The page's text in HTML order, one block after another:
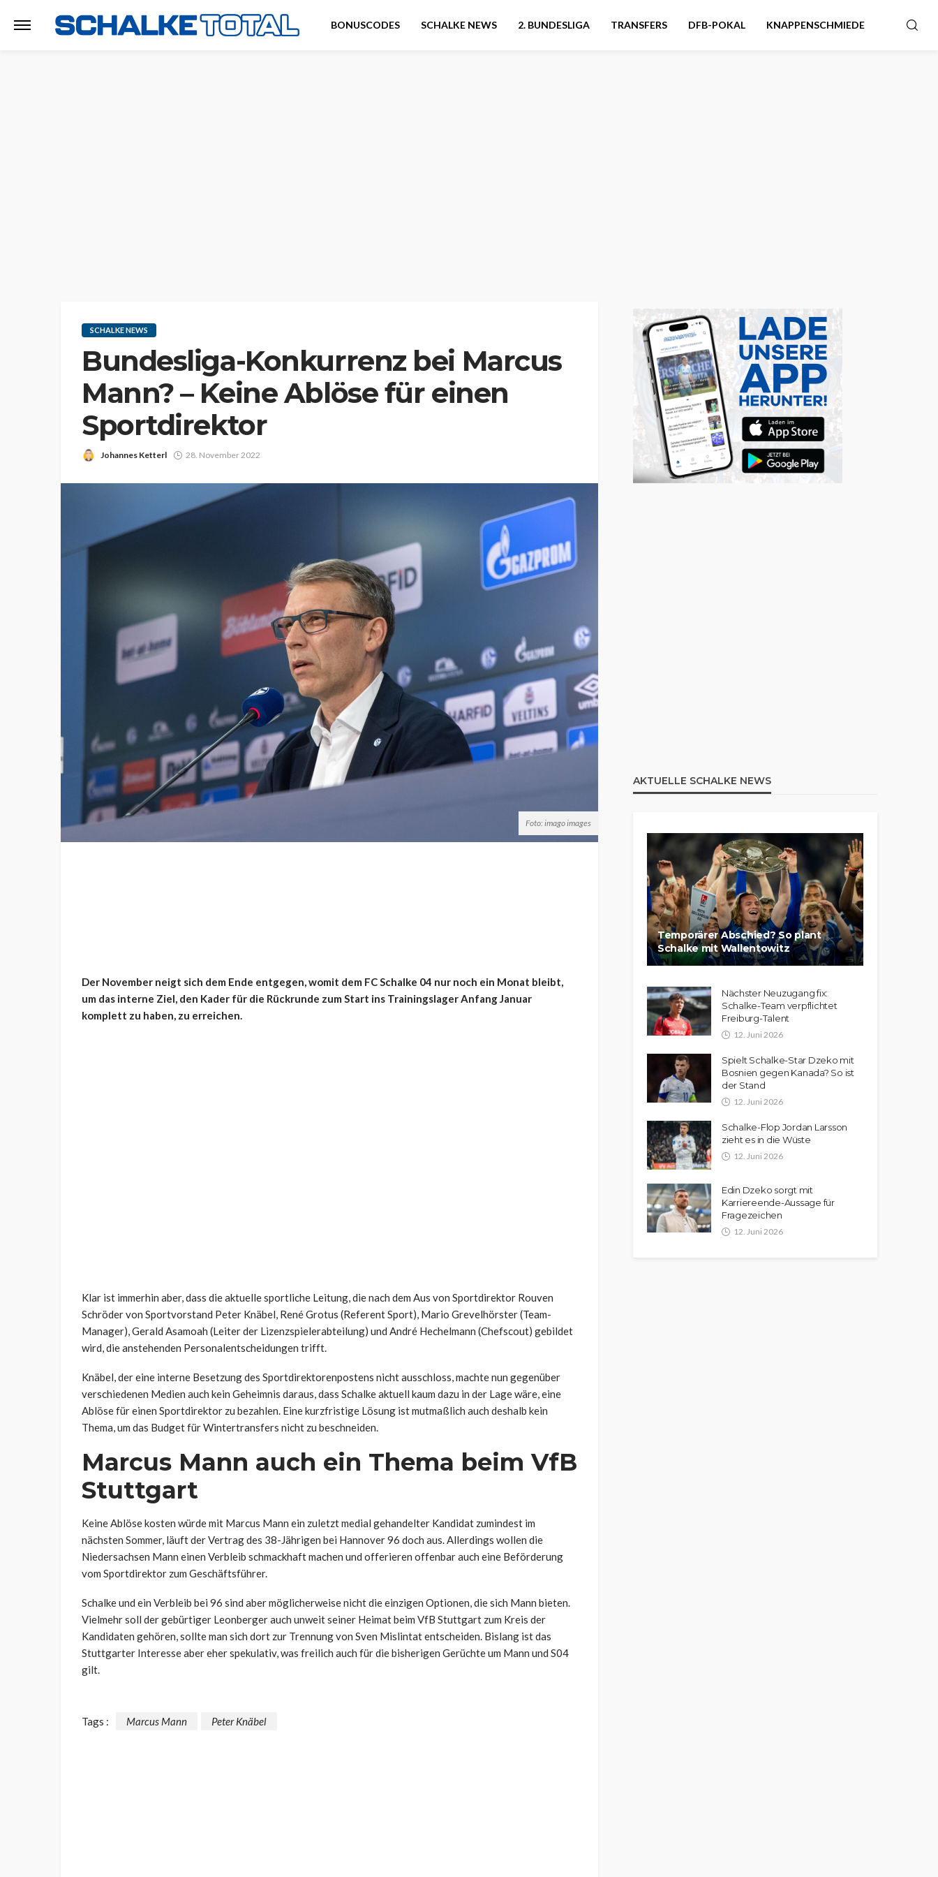
BONUSCODES SCHALKE NEWS 2. BUNDESLIGA TRANSFERS DFB-POKAL KNAPPENSCHMIEDE
SCHALKE NEWS
Bundesliga-Konkurrenz bei Marcus
Mann? – Keine Ablöse für einen
Sportdirektor
Johannes Ketterl 28. November 2022
Foto: imago images
Der November neigt sich dem Ende entgegen, womit dem FC Schalke 04 nur noch ein Monat bleibt,
um das interne Ziel, den Kader für die Rückrunde zum Start ins Trainingslager Anfang Januar
komplett zu haben, zu erreichen.
Klar ist immerhin aber, dass die aktuelle sportliche Leitung, die nach dem Aus von Sportdirektor Rouven
Schröder von Sportvorstand Peter Knäbel, René Grotus (Referent Sport), Mario Grevelhörster (Team-
Manager), Gerald Asamoah (Leiter der Lizenzspielerabteilung) und André Hechelmann (Chefscout) gebildet
wird, die anstehenden Personalentscheidungen trifft.
Knäbel, der eine interne Besetzung des Sportdirektorenpostens nicht ausschloss, machte nun gegenüber
verschiedenen Medien auch kein Geheimnis daraus, dass Schalke aktuell kaum dazu in der Lage wäre, eine
Ablöse für einen Sportdirektor zu bezahlen. Eine kurzfristige Lösung ist mutmaßlich auch deshalb kein
Thema, um das Budget für Wintertransfers nicht zu beschneiden.
Marcus Mann auch ein Thema beim VfB
Stuttgart
Keine Ablöse kosten würde mit Marcus Mann ein zuletzt medial gehandelter Kandidat zumindest im
nächsten Sommer, läuft der Vertrag des 38-Jährigen bei Hannover 96 doch aus. Allerdings wollen die
Niedersachsen Mann einen Verbleib schmackhaft machen und offerieren offenbar auch eine Beförderung
vom Sportdirektor zum Geschäftsführer.
Schalke und ein Verbleib bei 96 sind aber möglicherweise nicht die einzigen Optionen, die sich Mann bieten.
Vielmehr soll der gebürtiger Leonberger auch unweit seiner Heimat beim VfB Stuttgart zum Kreis der
Kandidaten gehören, sollte man sich dort zur Trennung von Sven Mislintat entscheiden. Bislang ist das
Stuttgarter Interesse aber eher spekulativ, was freilich auch für die bisherigen Gerüchte um Mann und S04
gilt.
Tags : Marcus Mann Peter Knäbel
AKTUELLE SCHALKE NEWS
Temporärer Abschied? So plant
Schalke mit Wallentowitz
Nächster Neuzugang fix:
Schalke-Team verpflichtet
Freiburg-Talent
12. Juni 2026
Spielt Schalke-Star Dzeko mit
Bosnien gegen Kanada? So ist
der Stand
12. Juni 2026
Schalke-Flop Jordan Larsson
zieht es in die Wüste
12. Juni 2026
Edin Dzeko sorgt mit
Karriereende-Aussage für
Fragezeichen
12. Juni 2026